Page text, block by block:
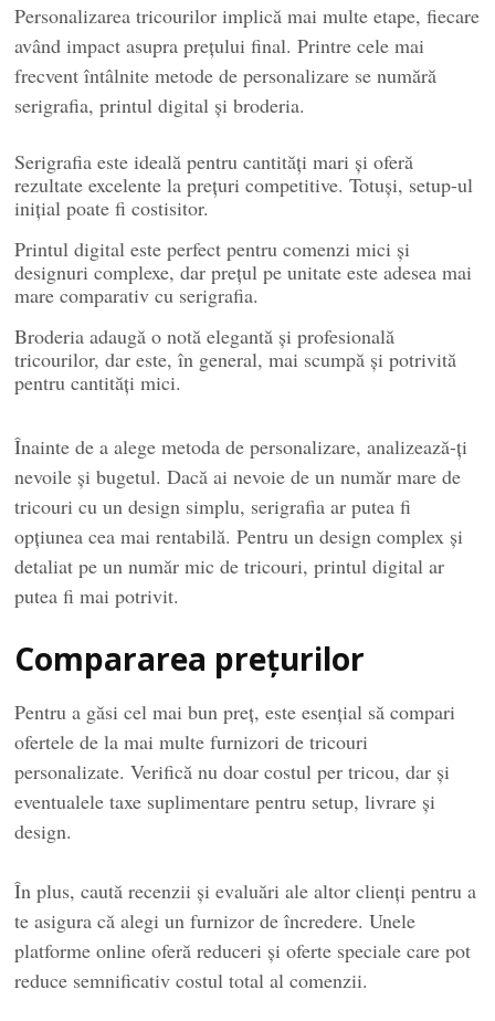
Personalizarea tricourilor implică mai multe etape, fiecare
având impact asupra prețului final. Printre cele mai
frecvent întâlnite metode de personalizare se numără
serigrafia, printul digital și broderia.
Serigrafia este ideală pentru cantități mari și oferă
rezultate excelente la prețuri competitive. Totuși, setup-ul
inițial poate fi costisitor.
Printul digital este perfect pentru comenzi mici și
designuri complexe, dar prețul pe unitate este adesea mai
mare comparativ cu serigrafia.
Broderia adaugă o notă elegantă și profesională
tricourilor, dar este, în general, mai scumpă și potrivită
pentru cantități mici.
Înainte de a alege metoda de personalizare, analizează-ți
nevoile și bugetul. Dacă ai nevoie de un număr mare de
tricouri cu un design simplu, serigrafia ar putea fi
opțiunea cea mai rentabilă. Pentru un design complex și
detaliat pe un număr mic de tricouri, printul digital ar
putea fi mai potrivit.
Compararea prețurilor
Pentru a găsi cel mai bun preț, este esențial să compari
ofertele de la mai multe furnizori de tricouri
personalizate. Verifică nu doar costul per tricou, dar și
eventualele taxe suplimentare pentru setup, livrare și
design.
În plus, caută recenzii și evaluări ale altor clienți pentru a
te asigura că alegi un furnizor de încredere. Unele
platforme online oferă reduceri și oferte speciale care pot
reduce semnificativ costul total al comenzii.